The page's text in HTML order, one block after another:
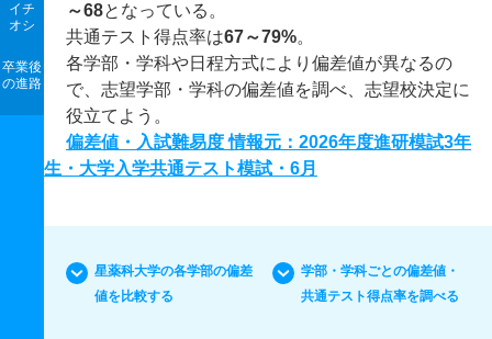
イチ
オシ
卒業後
の進路
～68となっている。
共通テスト得点率は67～79%。
各学部・学科や日程方式により偏差値が異なるの
で、志望学部・学科の偏差値を調べ、志望校決定に
役立てよう。
偏差値・入試難易度 情報元：2026年度進研模試3年
生・大学入学共通テスト模試・6月
星薬科大学の各学部の偏差
値を比較する
学部・学科ごとの偏差値・
共通テスト得点率を調べる